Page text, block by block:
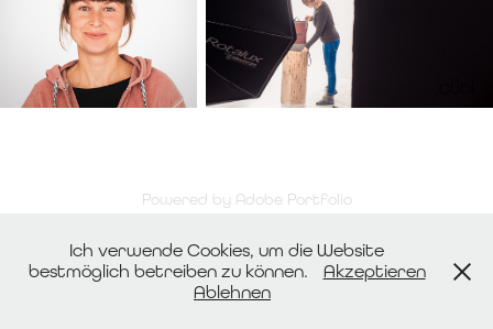
Powered by Adobe Portfolio
Ich verwende Cookies, um die Website
bestmöglich betreiben zu können.
Akzeptieren
Ablehnen